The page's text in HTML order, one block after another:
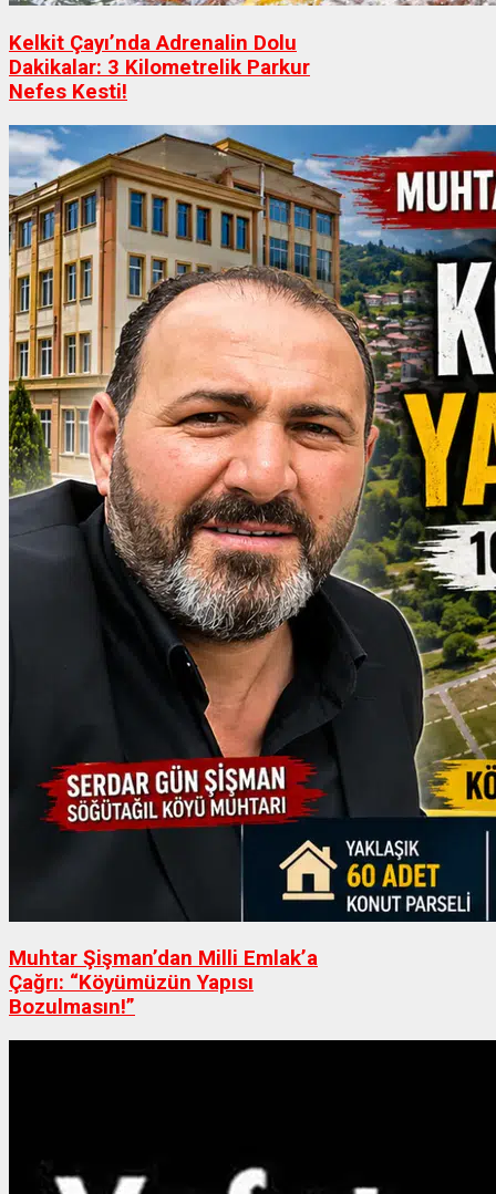
Kelkit Çayı’nda Adrenalin Dolu
Dakikalar: 3 Kilometrelik Parkur
Nefes Kesti!
Muhtar Şişman’dan Milli Emlak’a
Çağrı: “Köyümüzün Yapısı
Bozulmasın!”